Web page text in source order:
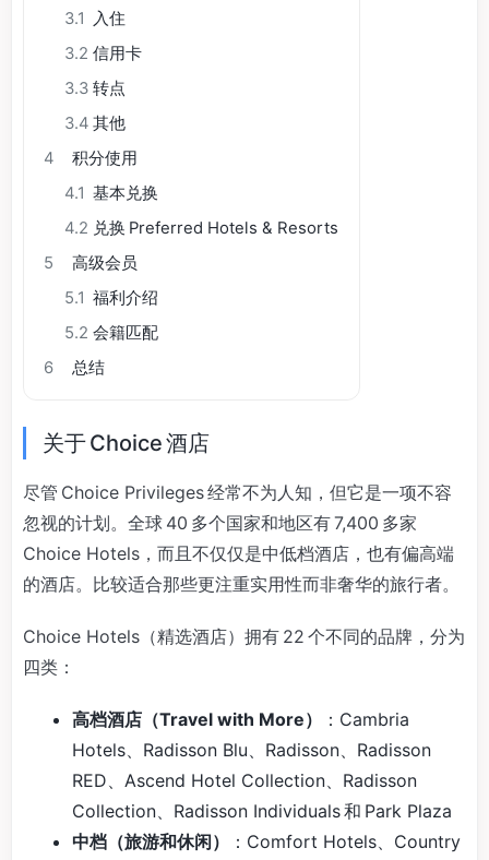
3.1
入住
3.2 信用卡
3.3 转点
3.4 其他
4
积分使用
4.1 基本兑换
4.2 兑换 Preferred Hotels & Resorts
5
高级会员
5.1 福利介绍
5.2 会籍匹配
6
总结
关于 Choice 酒店
尽管 Choice Privileges 经常不为人知，但它是一项不容
忽视的计划。全球 40 多个国家和地区有 7,400 多家
Choice Hotels，而且不仅仅是中低档酒店，也有偏高端
的酒店。比较适合那些更注重实用性而非奢华的旅行者。
Choice Hotels（精选酒店）拥有 22 个不同的品牌，分为
四类：
高档酒店（Travel with More）
：Cambria
Hotels、Radisson Blu、Radisson、Radisson
RED、Ascend Hotel Collection、Radisson
Collection、Radisson Individuals 和 Park Plaza
中档（旅游和休闲）
：Comfort Hotels、Country